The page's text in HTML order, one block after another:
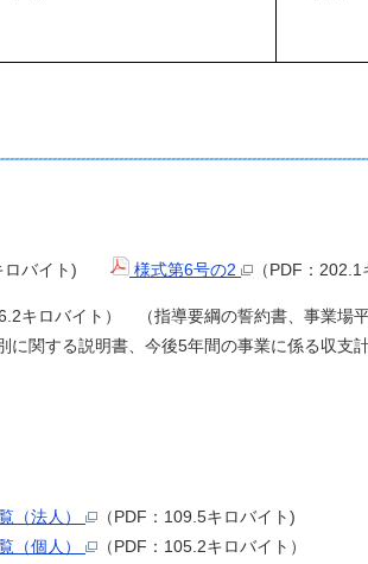
キロバイト) 様式第6号の2 （PDF：202.1
キロバイト） （指導要綱の誓約書、事業場
関する説明書、今後5年間の事業に係る収支計
（法人）
（PDF：109.5キロバイト)
（個人）
（PDF：105.2キロバイト）